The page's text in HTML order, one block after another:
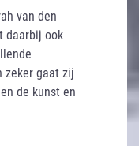
van den
daarbij ook
zeker gaat zij
de kunst en